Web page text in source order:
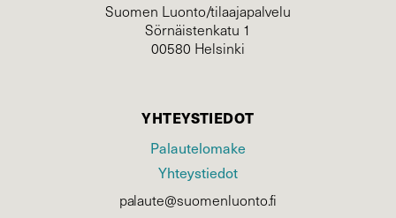
Suomen Luonto/tilaajapalvelu
Sörnäistenkatu 1
00580 Helsinki
YHTEYSTIEDOT
Palautelomake
Yhteystiedot
palaute@suomenluonto.fi